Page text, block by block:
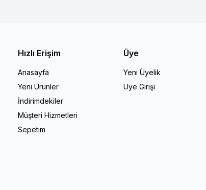
Hızlı Erişim
Anasayfa
Yeni Ürünler
İndirimdekiler
Müşteri Hizmetleri
Sepetim
Üye
Yeni Üyelik
Üye Girişi